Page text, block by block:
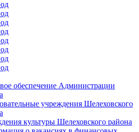
обеспечение Администрации
учреждения Шелеховского
культуры Шелеховского района